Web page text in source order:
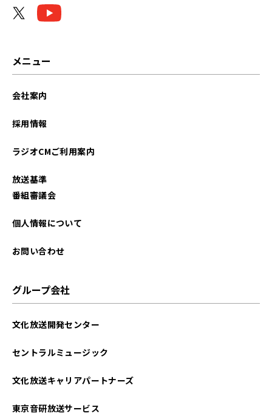
メニュー
会社案内
採用情報
ラジオCMご利用案内
放送基準
番組審議会
個人情報について
お問い合わせ
グループ会社
文化放送開発センター
セントラルミュージック
文化放送キャリアパートナーズ
東京音研放送サービス